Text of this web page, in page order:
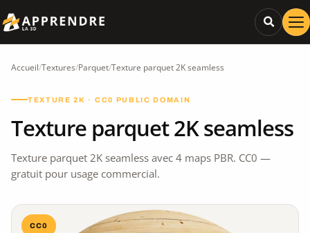
Accueil/Textures/Parquet/Texture parquet 2K seamless
TEXTURE 2K · CC0 PUBLIC DOMAIN
Texture parquet 2K seamless
Texture parquet 2K seamless avec 4 maps PBR. CC0 —
gratuit pour usage commercial.
CC0